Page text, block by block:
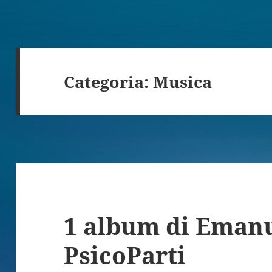
Categoria:Musica
1 album di
PsicoParti